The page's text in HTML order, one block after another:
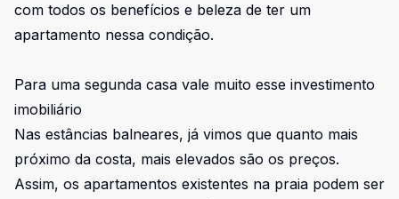
com todos os benefícios e beleza de ter um
apartamento nessa condição.
Para uma segunda casa vale muito esse investimento
imobiliário
Nas estâncias balneares, já vimos que quanto mais
próximo da costa, mais elevados são os preços.
Assim, os apartamentos existentes na praia podem ser